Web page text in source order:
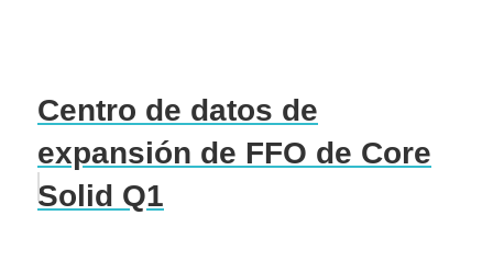
Centro de datos de
expansión de FFO de Core
Solid Q1